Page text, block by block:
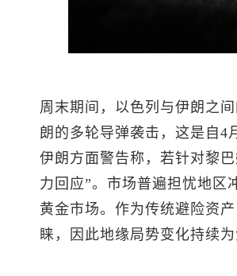
周末期间，以色列与伊朗之
朗的多轮导弹袭击，这是自4
伊朗方面警告称，若针对黎
力回应”。市场普遍担忧地区
黄金市场。作为传统避险资
睐，因此地缘局势变化持续